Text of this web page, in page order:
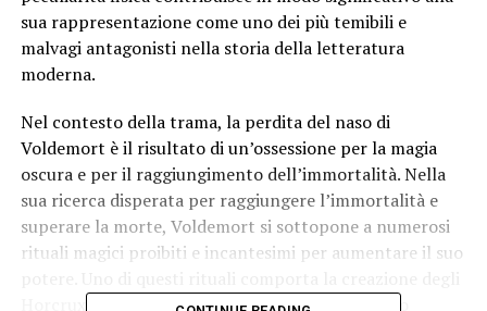
sua rappresentazione come uno dei più temibili e
malvagi antagonisti nella storia della letteratura
moderna.
Nel contesto della trama, la perdita del naso di
Voldemort è il risultato di un’ossessione per la magia
oscura e per il raggiungimento dell’immortalità. Nella
sua ricerca disperata per raggiungere l’immortalità e
superare la morte, Voldemort si sottopone a numerosi
rituali magici proibiti e incantesimi per aumentare il suo
Horcrux, oggetti magici nei quali un mago oscuro